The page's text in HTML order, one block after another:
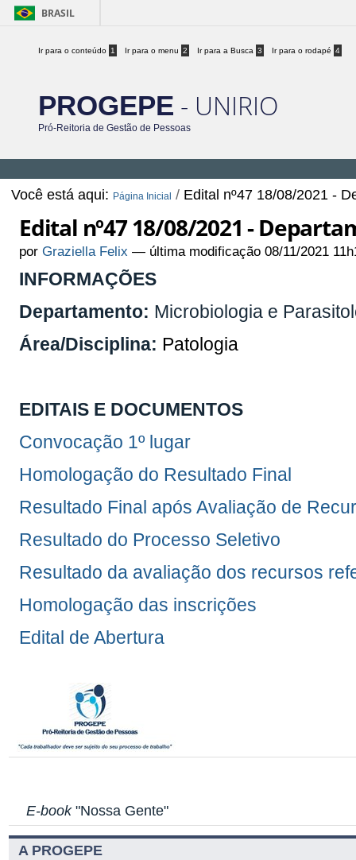
BRASIL
Ir para o conteúdo 1 Ir para o menu 2 Ir para a Busca 3 Ir para o rodapé 4
PROGEPE - UNIRIO
Pró-Reitoria de Gestão de Pessoas
Você está aqui: Página Inicial / Edital nº47 18/08/2021 -
Edital nº47 18/08/2021 -
porGraziella Felix — última modificação 08/11/2021
INFORMAÇÕES
Departamento: Microbiologia e
Área/Disciplina: Patologia
EDITAIS E DOCUMENTOS
Convocação 1º lugar
Homologação do Resultado Final
Resultado Final após Avaliação de
Resultado do Processo Seletivo
Resultado da avaliação dos recursos
Homologação das inscrições
Edital de Abertura
E-book"Nossa Gente"
A PROGEPE